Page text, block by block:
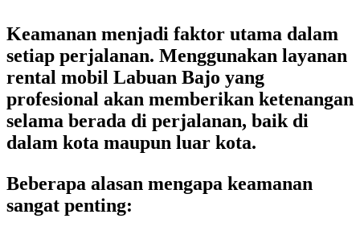
Keamanan menjadi faktor utama dalam
setiap perjalanan. Menggunakan layanan
rental mobil Labuan Bajo yang
profesional akan memberikan ketenangan
selama berada di perjalanan, baik di
dalam kota maupun luar kota.
Beberapa alasan mengapa keamanan
sangat penting: